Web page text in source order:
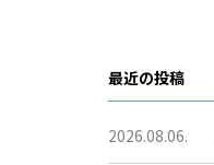
最近の投稿
2026.08.06.